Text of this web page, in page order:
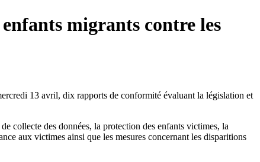
migrants contre les
13 avril, dix rapports de conformité évaluant la législation et
collecte des données, la protection des enfants victimes, la
aux victimes ainsi que les mesures concernant les disparitions